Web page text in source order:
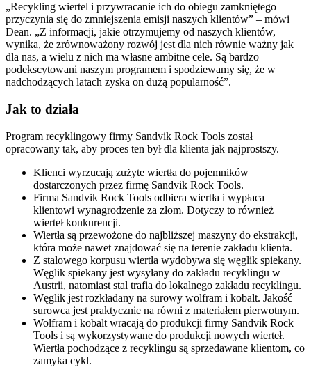
„Recykling wiertel i przywracanie ich do obiegu zamkniętego
przyczynia się do zmniejszenia emisji naszych klientów” – mówi
Dean. „Z informacji, jakie otrzymujemy od naszych klientów,
wynika, że zrównoważony rozwój jest dla nich równie ważny jak
dla nas, a wielu z nich ma własne ambitne cele. Są bardzo
podekscytowani naszym programem i spodziewamy się, że w
nadchodzących latach zyska on dużą popularność”.
Jak to działa
Program recyklingowy firmy Sandvik Rock Tools został
opracowany tak, aby proces ten był dla klienta jak najprostszy.
Klienci wyrzucają zużyte wiertła do pojemników
dostarczonych przez firmę Sandvik Rock Tools.
Firma Sandvik Rock Tools odbiera wiertła i wypłaca
klientowi wynagrodzenie za złom. Dotyczy to również
wierteł konkurencji.
Wiertła są przewożone do najbliższej maszyny do ekstrakcji,
która może nawet znajdować się na terenie zakładu klienta.
Z stalowego korpusu wiertła wydobywa się węglik spiekany.
Węglik spiekany jest wysyłany do zakładu recyklingu w
Austrii, natomiast stal trafia do lokalnego zakładu recyklingu.
Węglik jest rozkładany na surowy wolfram i kobalt. Jakość
surowca jest praktycznie na równi z materiałem pierwotnym.
Wolfram i kobalt wracają do produkcji firmy Sandvik Rock
Tools i są wykorzystywane do produkcji nowych wierteł.
Wiertła pochodzące z recyklingu są sprzedawane klientom, co
zamyka cykl.